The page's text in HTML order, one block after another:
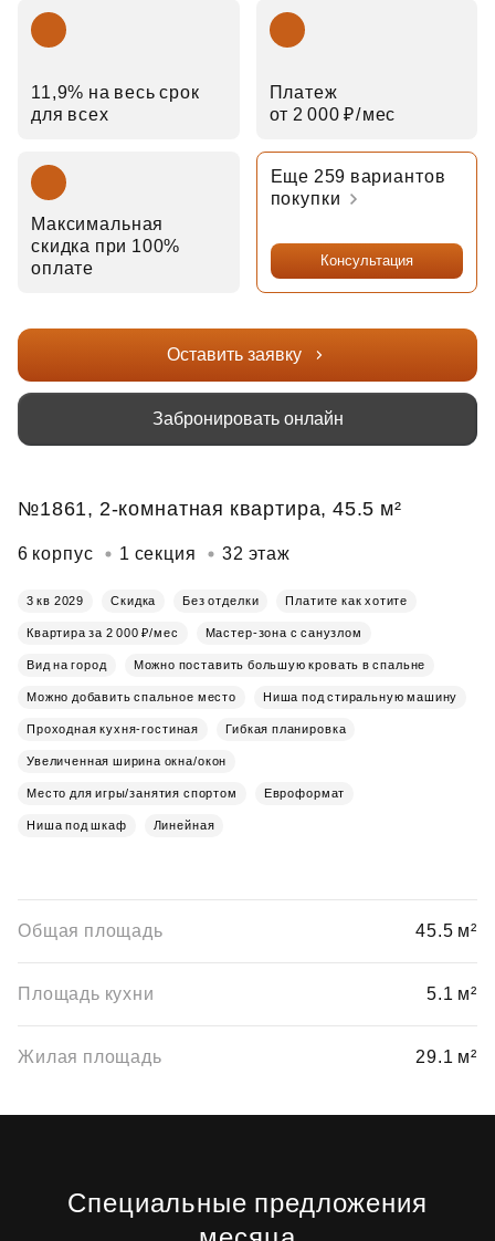
11,9% на весь срок
для всех
Платеж
от 2 000 ₽⁠/⁠мес
Максимальная
скидка при 100%
оплате
Еще 259 вариантов
покупки
Консультация
Оставить заявку
Забронировать онлайн
№1861, 2-комнатная квартира, 45.5 м²
6 корпус 1 секция 32 этаж
3 кв 2029 Скидка Без отделки Платите как хотите
Квартира за 2 000 ₽/мес Мастер-зона с санузлом
Вид на город Можно поставить большую кровать в спальне
Можно добавить спальное место Ниша под стиральную машину
Проходная кухня-гостиная Гибкая планировка
Увеличенная ширина окна/окон
Место для игры/занятия спортом Евроформат
Ниша под шкаф Линейная
Общая площадь 45.5 м²
Площадь кухни 5.1 м²
Жилая площадь 29.1 м²
Специальные предложения